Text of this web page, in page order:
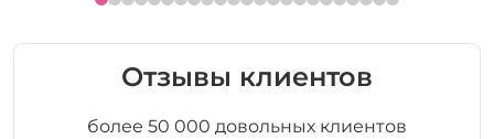
Отзывы клиентов
более 50 000 довольных клиентов